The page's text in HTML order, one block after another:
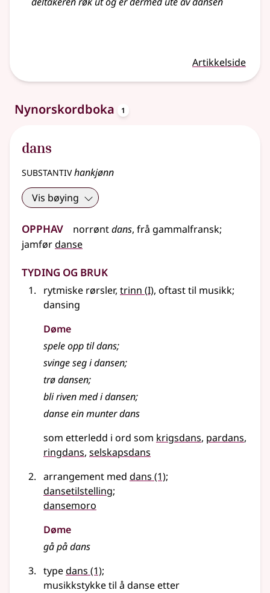
Artikkelside
Nynorskordboka 1
dans
substantivhankjønn
Vis bøying
Opphav norrøntdans, frå gammalfransk;
jamførdanse
Tyding og bruk
rytmiske rørsler, trinn (1
I), oftast til musikk;
dansing
Døme
spele opp til dans;
svinge seg i dansen;
trø dansen;
bli riven med i dansen;
danse ein munter dans
som etterledd i ord som krigsdans pardans
ringdans selskapsdans
arrangement med dans (1);
dansetilstelling;
dansemoro
Døme
gå på dans
typedans (1);
musikkstykke til å danse etter